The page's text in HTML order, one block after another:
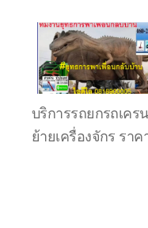
บริษัท
รถ
บรรทุก
บริการรถยกรถเคร
ย้ายเครื่องจักร รา